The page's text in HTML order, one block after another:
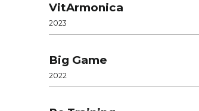
VitArmonica
2023
Big Game
2022